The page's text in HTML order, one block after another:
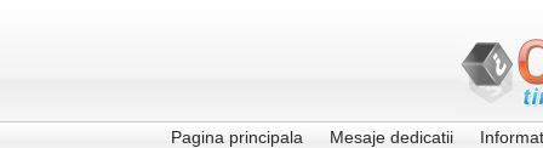
Pagina principala Mesaje dedicatii